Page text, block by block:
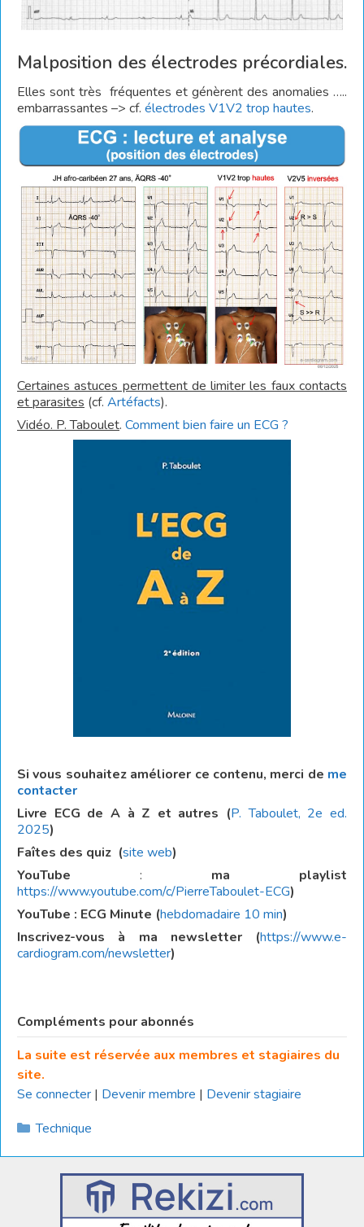
Malposition des électrodes précordiales.
Elles sont très fréquentes et génèrent des anomalies …..
embarrassantes –> cf. électrodes V1V2 trop hautes.
Certaines astuces permettent de limiter les faux contacts
et parasites (cf. Artéfacts).
Vidéo. P. Taboulet. Comment bien faire un ECG ?
Si vous souhaitez améliorer ce contenu, merci de me
contacter
Livre ECG de A à Z et autres (P. Taboulet, 2e ed.
2025)
Faîtes des quiz (site web)
YouTube : ma playlist
https://www.youtube.com/c/PierreTaboulet-ECG)
YouTube : ECG Minute (hebdomadaire 10 min)
Inscrivez-vous à ma newsletter (https://www.e-
cardiogram.com/newsletter)
Compléments pour abonnés
La suite est réservée aux membres et stagiaires du
site.
Se connecter | Devenir membre | Devenir stagiaire
Catégories
Technique